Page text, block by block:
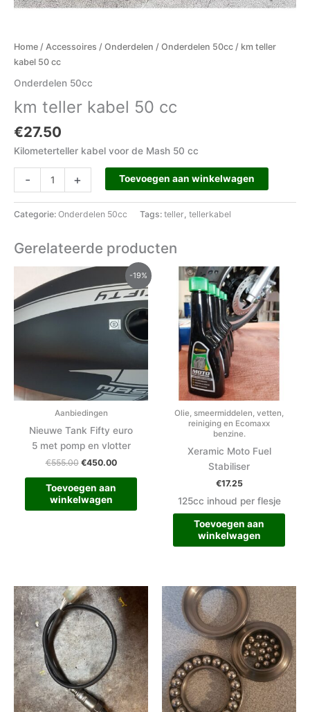
Home / Accessoires / Onderdelen / Onderdelen 50cc / km teller
kabel 50 cc
Onderdelen 50cc
km teller kabel 50 cc
€27.50
Kilometerteller kabel voor de Mash 50 cc
- + Toevoegen aan winkelwagen
Categorie: Onderdelen 50cc Tags: teller, tellerkabel
Gerelateerde producten
-19%
Aanbiedingen
Nieuwe Tank Fifty euro
5 met pomp en vlotter
€555.00
Oorspronkelijke
was:
€555.00.
€450.00
Huidige
prijs
is:
€450.00.
Toevoegen aan
winkelwagen
Olie, smeermiddelen, vetten,
reiniging en Ecomaxx
benzine.
Xeramic Moto Fuel
Stabiliser
€17.25
125cc inhoud per flesje
Toevoegen aan
winkelwagen